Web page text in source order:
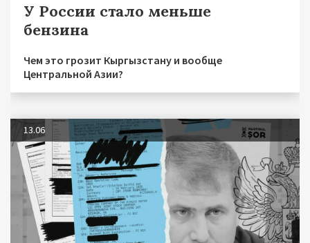
У России стало меньше
бензина
Чем это грозит Кыргызстану и вообще
Центральной Азии?
13.06